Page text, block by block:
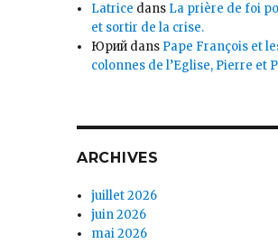
Latrice dans La prière de foi
et sortir de la crise.
Юрий dans Pape François et
colonnes de l’Eglise, Pierre et
ARCHIVES
juillet 2026
juin 2026
mai 2026